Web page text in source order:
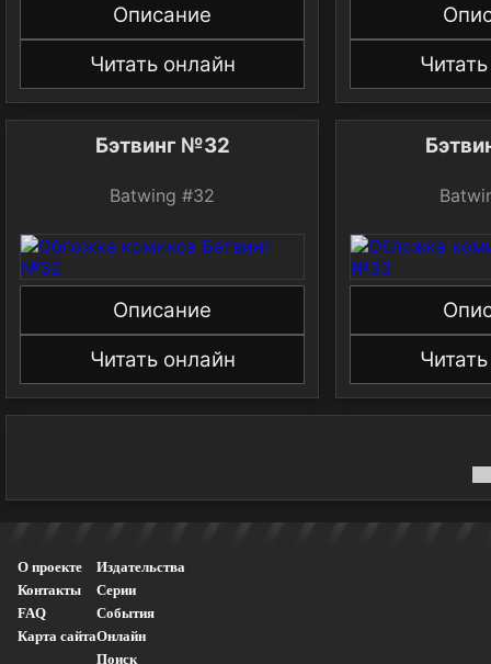
Описание
Читать онлайн
Бэтвинг №32
Batwing #32
Описание
Читать онлайн
О проекте
Контакты
FAQ
Карта сайта
Издательства
Серии
События
Онлайн
Поиск